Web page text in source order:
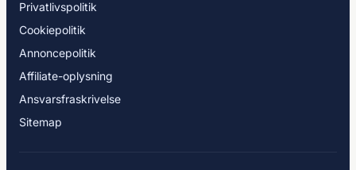
Privatlivspolitik
Cookiepolitik
Annoncepolitik
Affiliate-oplysning
Ansvarsfraskrivelse
Sitemap